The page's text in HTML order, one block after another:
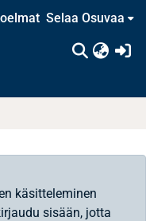
Selaa Osuvaa
käsitteleminen
sisään, jotta